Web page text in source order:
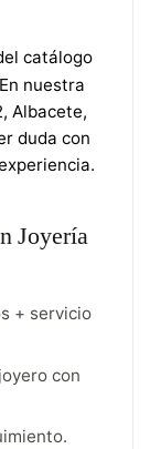
catálogo
nuestra
Albacete,
duda con
Joyería
+ servicio
con